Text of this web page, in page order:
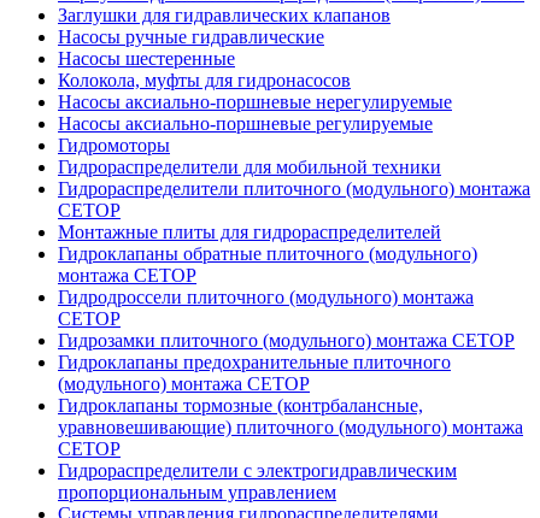
Заглушки для гидравлических клапанов
Насосы ручные гидравлические
Насосы шестеренные
Колокола, муфты для гидронасосов
Насосы аксиально-поршневые нерегулируемые
Насосы аксиально-поршневые регулируемые
Гидромоторы
Гидрораспределители для мобильной техники
Гидрораспределители плиточного (модульного) монтажа
СЕТОР
Монтажные плиты для гидрораспределителей
Гидроклапаны обратные плиточного (модульного)
монтажа CETOP
Гидродроссели плиточного (модульного) монтажа
CETOP
Гидрозамки плиточного (модульного) монтажа CETOP
Гидроклапаны предохранительные плиточного
(модульного) монтажа CETOP
Гидроклапаны тормозные (контрбалансные,
уравновешивающие) плиточного (модульного) монтажа
CETOP
Гидрораспределители с электрогидравлическим
пропорциональным управлением
Системы управления гидрораспределителями